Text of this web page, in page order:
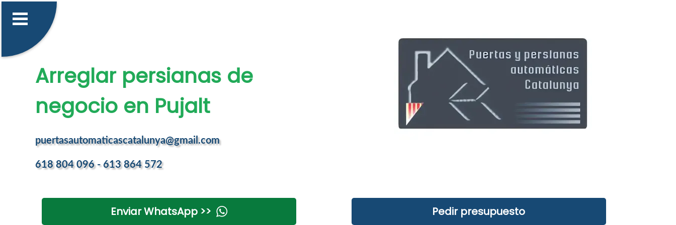
Arreglar persianas de
negocio en Pujalt
puertasautomaticascatalunya@gmail.com
618 804 096 - 613 864 572
Enviar WhatsApp >> Pedir presupuesto